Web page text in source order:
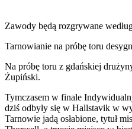
Zawody będą rozgrywane
Tarnowianie na próbę toru
Na próbę toru z gdańskiej
Żupiński.
Tymczasem w finale
dziś odbyły się w Hallstavik w
Tarnowie jadą osłabione, tytuł